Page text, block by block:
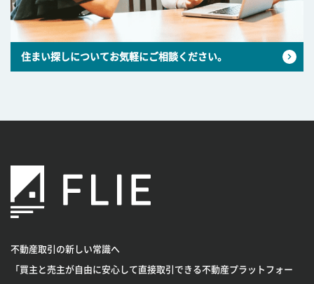
住まい探しについてお気軽にご相談ください。
不動産取引の新しい常識へ
「買主と売主が自由に安心して直接取引できる不動産プラットフォー